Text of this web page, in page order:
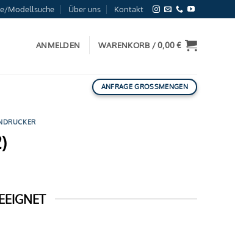
Modellsuche Über uns Kontakt
ANMELDEN WARENKORB /0,00€
ANFRAGE GROSSMENGEN